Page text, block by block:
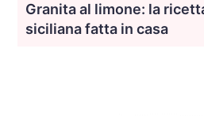
Granita al limone: la
siciliana fatta in casa